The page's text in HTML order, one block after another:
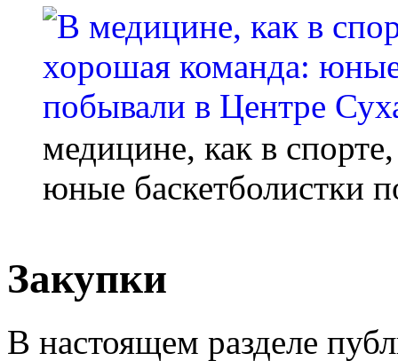
медицине, как в
юные баскетболистки
Закупки
В настоящем разделе